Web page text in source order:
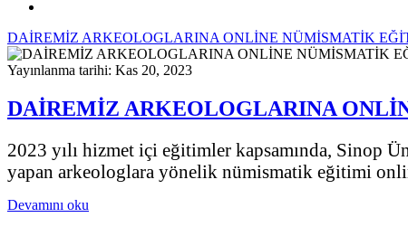
DAİREMİZ ARKEOLOGLARINA ONLİNE NÜMİSMATİK
Yayınlanma tarihi: Kas 20, 2023
DAİREMİZ ARKEOLOGLARINA
2023 yılı hizmet içi eğitimler kapsamında, Sinop
yapan arkeologlara yönelik nümismatik eğitimi
Devamını oku